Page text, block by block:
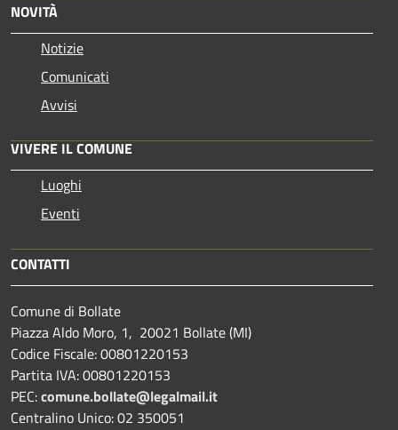
NOVITÀ
Notizie
Comunicati
Avvisi
VIVERE IL COMUNE
Luoghi
Eventi
CONTATTI
Comune di Bollate
Piazza Aldo Moro, 1, 20021 Bollate (MI)
Codice Fiscale: 00801220153
Partita IVA: 00801220153
PEC:comune.bollate@legalmail.it
Centralino Unico: 02 350051